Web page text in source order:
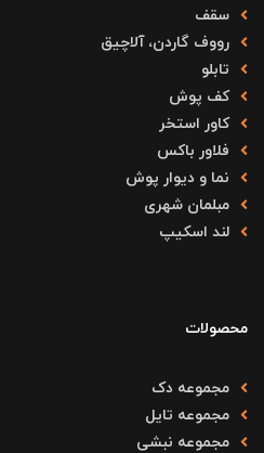
سقف
رووف گاردن، آلاچیق
تابلو
کف پوش
کاور استخر
فلاور باکس
نما و دیوار پوش
مبلمان شهری
لند اسکیپ
محصولات
مجموعه دک
مجموعه تایل
مجموعه نبشی